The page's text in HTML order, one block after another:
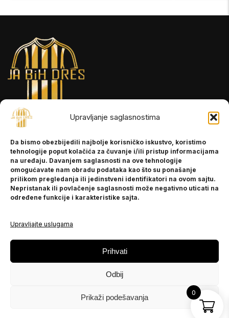
Upravljanje saglasnostima
Da bismo obezbijedili najbolje korisničko iskustvo, koristimo
tehnologije poput kolačića za čuvanje i/ili pristup informacijama
na uređaju. Davanjem saglasnosti na ove tehnologije
omogućavate nam obradu podataka kao što su ponašanje
prilikom pregledanja ili jedinstveni identifikatori na ovom sajtu.
Nepristanak ili povlačenje saglasnosti može negativno uticati na
određene funkcije i karakteristike sajta.
Upravljajte uslugama
Prihvati
Odbij
Prikaži podešavanja
INFORMACIJE
O nama
Kontakt
POMOĆ
Politika privatnosti
PRATITE NAS
Instagram
0